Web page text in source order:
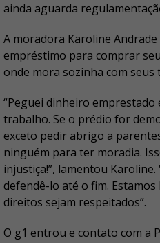
ainda aguarda
A moradora Karoline
empréstimo para comprar
onde mora sozinha com seus
“Peguei dinheiro
trabalho. Se o prédio for
exceto pedir abrigo a
ninguém para ter moradia.
injustiça!”, lamentou Karoline.
defendê-lo até o fim.
direitos sejam respeitados”.
O g1 entrou e contato com a